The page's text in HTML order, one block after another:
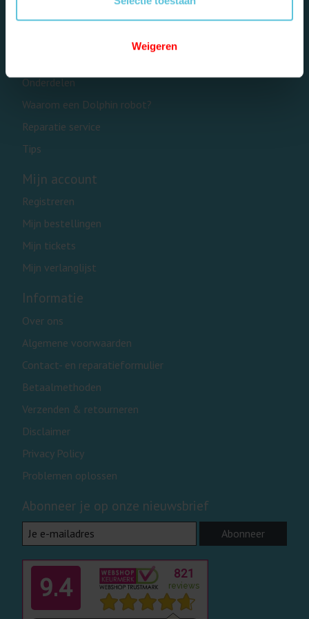
Weigeren
Categorieën
Onderdelen
Waarom een Dolphin robot?
Reparatie service
Tips
Mijn account
Registreren
Mijn bestellingen
Mijn tickets
Mijn verlanglijst
Informatie
Over ons
Algemene voorwaarden
Contact- en reparatieformulier
Betaalmethoden
Verzenden & retourneren
Disclaimer
Privacy Policy
Problemen oplossen
Abonneer je op onze nieuwsbrief
Abonneer